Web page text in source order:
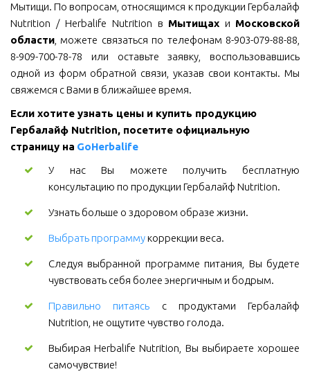
Мытищи. По вопросам, относящимся к продукции Гербалайф
Nutrition / Herbalife Nutrition в Мытищахи Московской
области, можете связаться по телефонам 8-903-079-88-88,
8-909-700-78-78 или оставьте заявку, воспользовавшись
одной из форм обратной связи, указав свои контакты. Мы
свяжемся с Вами в ближайшее время.
Если хотите узнать цены и купить продукцию
Гербалайф Nutrition, посетите официальную
страницу на GoHerbalife
У нас Вы можете получить бесплатную
консультацию по продукции Гербалайф Nutrition.
Узнать больше о здоровом образе жизни.
Выбрать программукоррекции веса.
Следуя выбранной программе питания, Вы будете
чувствовать себя более энергичным и бодрым.
Правильно питаясь с продуктами Гербалайф
Nutrition, не ощутите чувство голода.
Выбирая Herbalife Nutrition, Вы выбираете хорошее
самочувствие!